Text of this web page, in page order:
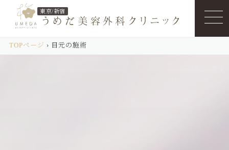
東京/新宿
TOPページ › 目元の施術